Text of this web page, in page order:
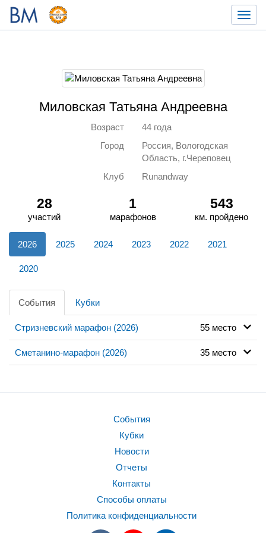
Миловская Татьяна Андреевна
Возраст
44 года
Город
Россия, Вологодская
Область, г.Череповец
Клуб
Runandway
28
участий
1
марафонов
543
км. пройдено
2026 2025 2024 2023 2022 2021
2020
События Кубки
Стризневский марафон (2026) 55 место
Сметанино-марафон (2026) 35 место
События
Кубки
Новости
Отчеты
Контакты
Способы оплаты
Политика конфиденциальности